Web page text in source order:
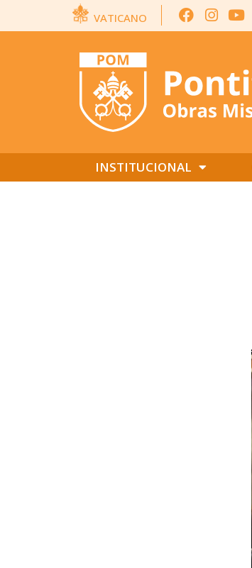
VATICANO
INSTITUCIONAL